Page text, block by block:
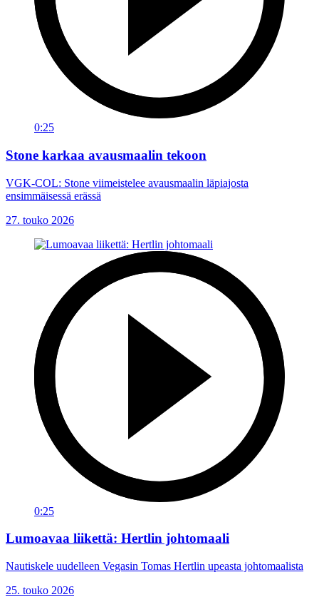
0:25
Stone karkaa avausmaalin tekoon
VGK-COL: Stone viimeistelee avausmaalin läpiajosta
ensimmäisessä erässä
27. touko 2026
0:25
Lumoavaa liikettä: Hertlin johtomaali
Nautiskele uudelleen Vegasin Tomas Hertlin upeasta johtomaalista
25. touko 2026